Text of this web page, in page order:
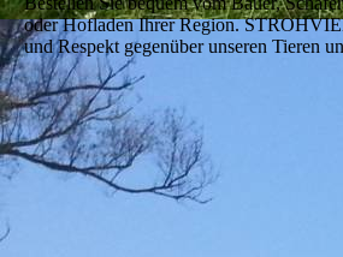
oder Hofladen Ihrer Region.
und Respekt gegenüber unseren Tieren